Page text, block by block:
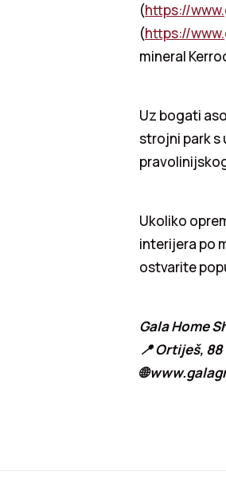
(https://
(https://
mineral
Uz bogati
strojni park s
Ukoliko
interijera po
ostvarite
Gala Home
📍 Ortiješ,
🌐